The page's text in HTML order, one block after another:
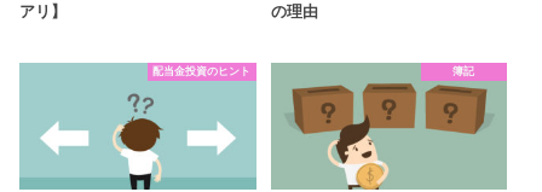
アリ】
の理由
配当金投資のヒント 簿記